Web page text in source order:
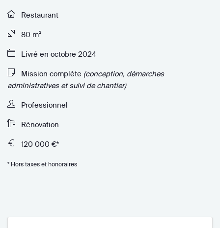
Restaurant
80 m²
Livré en octobre 2024
Mission complète (conception, démarches
administratives et suivi de chantier)
Professionnel
Rénovation
120 000 €*
* Hors taxes et honoraires